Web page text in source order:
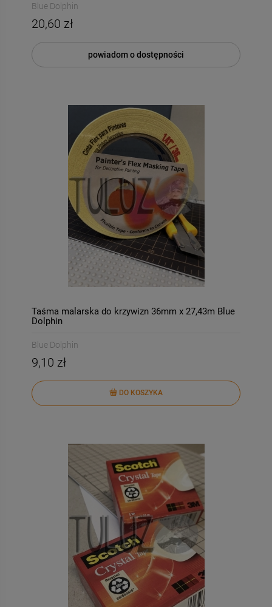
Blue Dolphin
20,60 zł
powiadom o dostępności
Taśma malarska do krzywizn 36mm x 27,43m Blue
Dolphin
Blue Dolphin
9,10 zł
DO KOSZYKA